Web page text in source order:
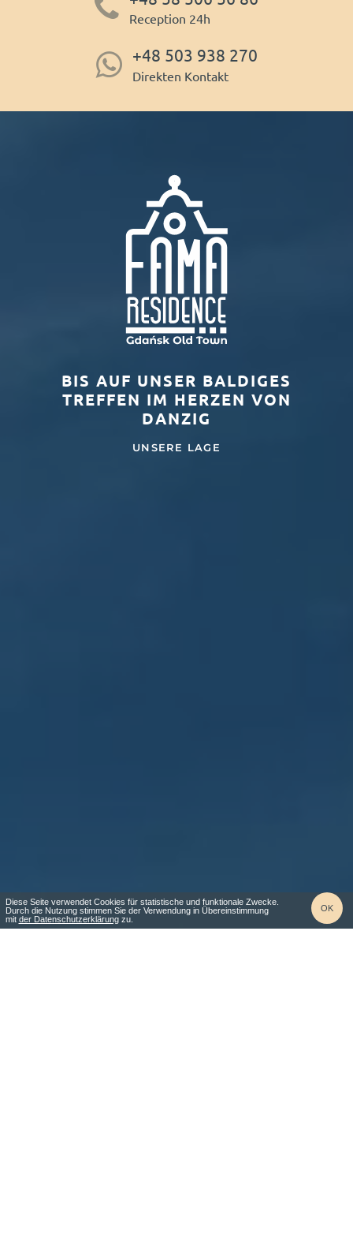
Reception 24h
+48 503 938 270
Direkten Kontakt
BIS AUF UNSER BALDIGES
TREFFEN IM HERZEN VON
DANZIG
UNSERE LAGE
Diese Seite verwendet Cookies für statistische und funktionale Zwecke.
Durch die Nutzung stimmen Sie der Verwendung in Übereinstimmung
mit der Datenschutzerklärungzu.
OK